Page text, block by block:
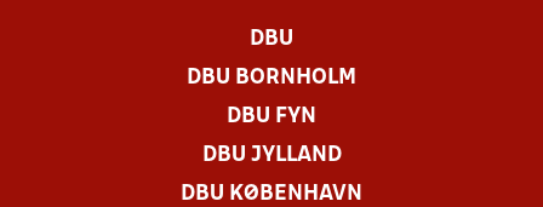
DBU
DBU BORNHOLM
DBU FYN
DBU JYLLAND
DBU KØBENHAVN